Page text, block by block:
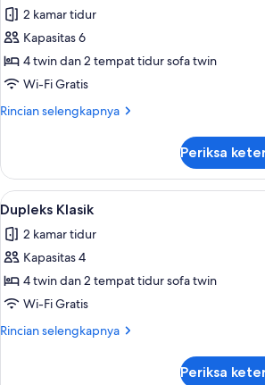
+
foto
untuk
Dupleks
Klasik
(4
2
Children)
2 kamar tidur
Kapasitas 6
4 twin dan 2 tempat tidur sofa twin
Wi-Fi Gratis
Rincian selengkapnya
Rincian
Dupleks
Klasik
(4
Adultos
+
2
Periksa
Lihat
semua
foto
untuk
Dupleks
Klasik
8
Dupleks Klasik
2 kamar tidur
Kapasitas 4
4 twin dan 2 tempat tidur sofa twin
Wi-Fi Gratis
Rincian selengkapnya
Rincian
Periksa